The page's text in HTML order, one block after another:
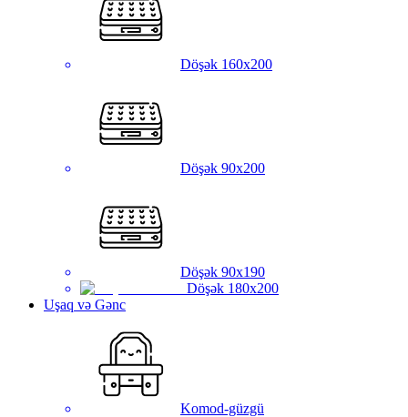
Döşək 160x200
Döşək 90x200
Döşək 90x190
Döşək 180x200
Uşaq və Gənc
Komod-güzgü